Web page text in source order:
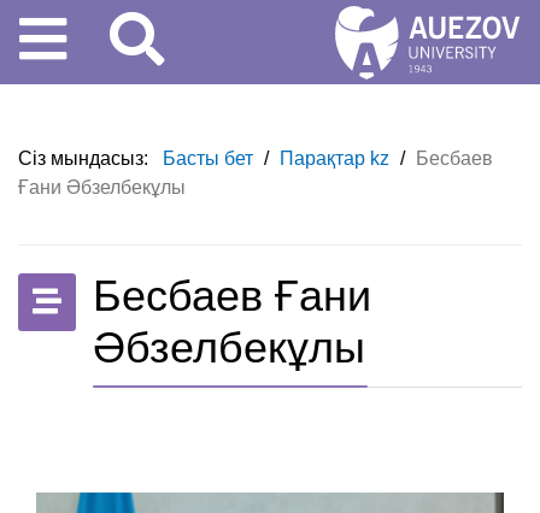
Сіз мындасыз: Басты бет / Парақтар kz /
Бесбаев
Ғани Әбзелбекұлы
Бесбаев Ғани
Әбзелбекұлы